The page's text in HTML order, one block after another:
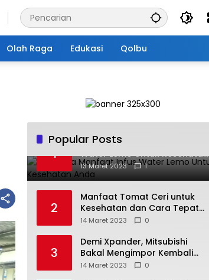
Olah Raga Edukasi Qolbu
Popular Posts
1
Beberapa Manfaat Infus
Water Lemo Untuk Kesehatan
Anda
13 Maret 2023 1
2
Manfaat Tomat Ceri untuk
Kesehatan dan Cara Tepat
Mengonsumsinya
14 Maret 2023 0
3
Demi Xpander, Mitsubishi
Bakal Mengimpor Kembali
Pajero Sport
14 Maret 2023 0